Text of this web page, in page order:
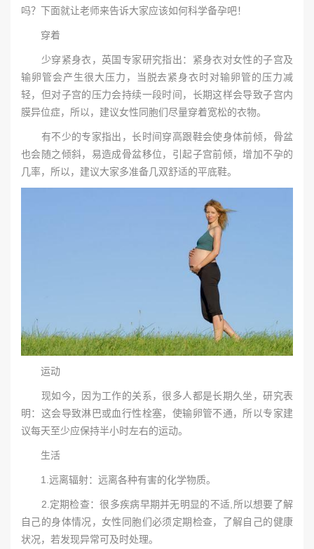
吗？下面就让老师来告诉大家应该如何科学备孕吧！
穿着
少穿紧身衣，英国专家研究指出：紧身衣对女性的子宫及
输卵管会产生很大压力，当脱去紧身衣时对输卵管的压力减
轻，但对子宫的压力会持续一段时间，长期这样会导致子宫内
膜异位症，所以，建议女性同胞们尽量穿着宽松的衣物。
有不少的专家指出，长时间穿高跟鞋会使身体前倾，骨盆
也会随之倾斜，易造成骨盆移位，引起子宫前倾，增加不孕的
几率，所以，建议大家多准备几双舒适的平底鞋。
运动
现如今，因为工作的关系，很多人都是长期久坐，研究表
明：这会导致淋巴或血行性栓塞，使输卵管不通，所以专家建
议每天至少应保持半小时左右的运动。
生活
1.远离辐射：远离各种有害的化学物质。
2.定期检查：很多疾病早期并无明显的不适,所以想要了解
自己的身体情况，女性同胞们必须定期检查，了解自己的健康
状况，若发现异常可及时处理。